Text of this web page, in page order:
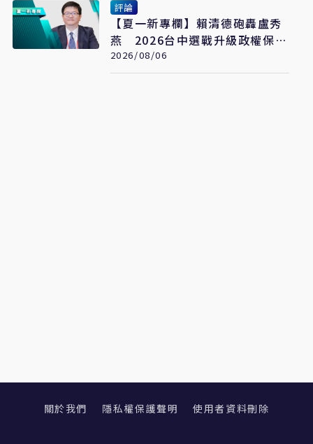
評論
【夏一新專欄】賴清德砲轟盧秀
燕 2026台中選戰升級政權保衛
戰
2026/08/06
關於我們 隱私權保護聲明 使用者資料刪除